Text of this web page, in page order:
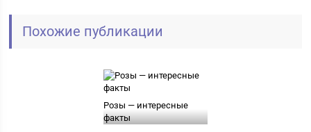
Похожие публикации
Розы — интересные
факты